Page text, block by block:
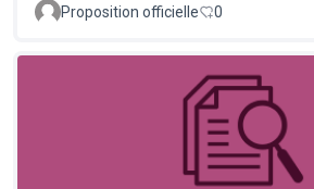
Proposition officielle 0